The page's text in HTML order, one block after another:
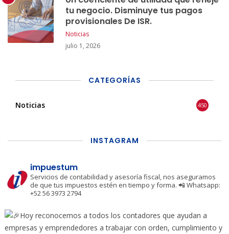
tu negocio. Disminuye tus pagos
provisionales De ISR.
Noticias
julio 1, 2026
CATEGORÍAS
Noticias 450
INSTAGRAM
impuestum
Servicios de contabilidad y asesoría fiscal, nos aseguramos
de que tus impuestos estén en tiempo y forma. 📲 Whatsapp:
+52 56 3973 2794